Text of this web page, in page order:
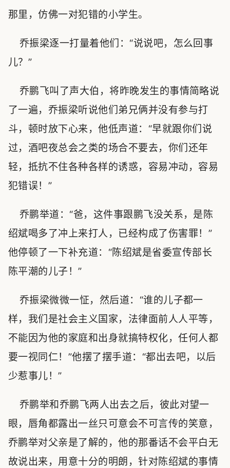
那里，仿佛一对犯错的小学生。
乔振梁逐一打量着他们：“说说吧，怎么回事
儿？”
乔鹏飞叫了声大伯，将昨晚发生的事情简略说
了一遍，乔振梁听说他们弟兄俩并没有参与打
斗，顿时放下心来，他低声道：“早就跟你们说
过，酒吧夜总会之类的场合不要去，你们还年
轻，抵抗不住各种各样的诱惑，容易冲动，容易
犯错误！”
乔鹏举道：“爸，这件事跟鹏飞没关系，是陈
绍斌喝多了冲上来打人，已经构成了伤害罪！”
他停顿了一下补充道：“陈绍斌是省委宣传部长
陈平潮的儿子！”
乔振梁微微一怔，然后道：“谁的儿子都一
样，我们是社会主义国家，法律面前人人平等，
不能因为他的家庭和出身就搞特权化，任何人都
要一视同仁！”他摆了摆手道：“都出去吧，以后
少惹事儿！”
乔鹏举和乔鹏飞两人出去之后，彼此对望一
眼，唇角都露出一丝只可意会不可言传的笑意，
乔鹏举对父亲是了解的，他的那番话不会平白无
故说出来，用意十分的明朗，针对陈绍斌的事情